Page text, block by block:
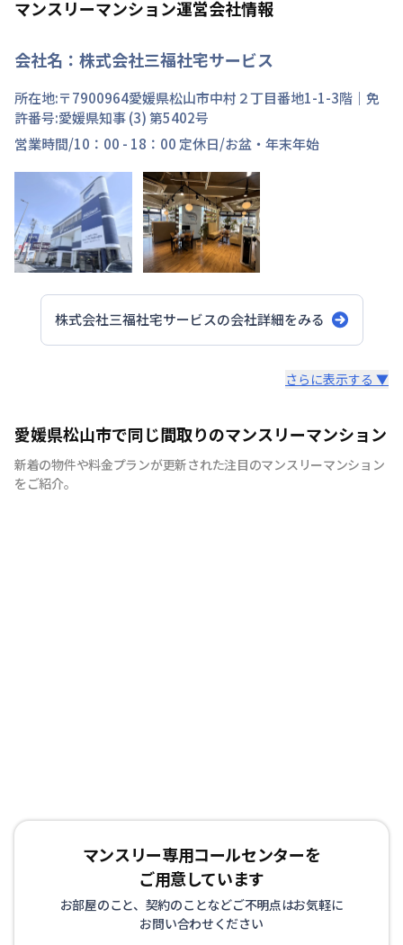
マンスリーマンション運営会社情報
会社名： 株式会社三福社宅サービス
所在地:〒7900964愛媛県松山市中村 ２丁目番地1-1-3階 ｜免
許番号:愛媛県知事 (3) 第5402号
営業時間/10：00 - 18：00 定休日/お盆・年末年始
株式会社三福社宅サービスの会社詳細をみる
地元松山で50年の実績！愛媛のマンスリーマンションの
ことなら株式会社三福社宅サービスへおまかせください。
さらに表示する ▼
愛媛県松山市で同じ間取りのマンスリーマンション
新着の物件や料金プランが更新された注目のマンスリーマンション
をご紹介。
マンスリー専用コールセンターを
ご用意しています
お部屋のこと、契約のことなどご不明点はお気軽に
お問い合わせください